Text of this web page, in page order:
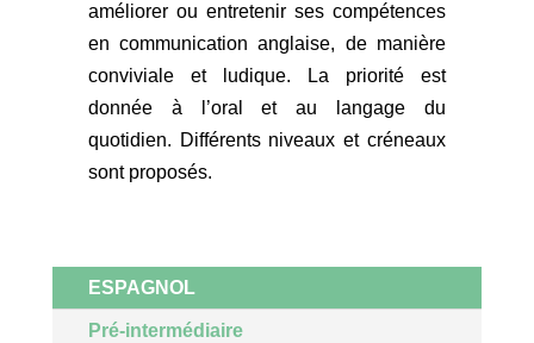
améliorer ou entretenir ses compétences
en communication anglaise, de manière
conviviale et ludique. La priorité est
donnée à l’oral et au langage du
quotidien. Différents niveaux et créneaux
sont proposés.
ESPAGNOL
Pré-intermédiaire